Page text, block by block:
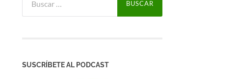
SUSCRÍBETE AL PODCAST